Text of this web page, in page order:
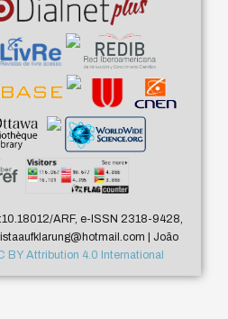
ARF, e-ISSN 2318-9428,
| João
BY Attribution 4.0 International